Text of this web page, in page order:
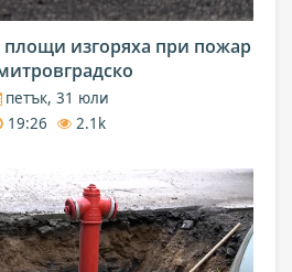
площи изгоряха при пожар
петък, 31 юли
19:26
2.1k